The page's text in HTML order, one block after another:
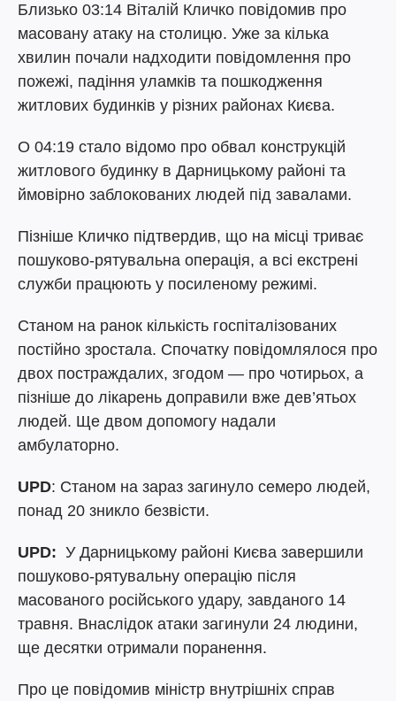
Близько 03:14 Віталій Кличко повідомив про
масовану атаку на столицю. Уже за кілька
хвилин почали надходити повідомлення про
пожежі, падіння уламків та пошкодження
житлових будинків у різних районах Києва.
О 04:19 стало відомо про обвал конструкцій
житлового будинку в Дарницькому районі та
ймовірно заблокованих людей під завалами.
Пізніше Кличко підтвердив, що на місці триває
пошуково-рятувальна операція, а всі екстрені
служби працюють у посиленому режимі.
Станом на ранок кількість госпіталізованих
постійно зростала. Спочатку повідомлялося про
двох постраждалих, згодом — про чотирьох, а
пізніше до лікарень доправили вже дев’ятьох
людей. Ще двом допомогу надали
амбулаторно.
UPD: Станом на зараз загинуло семеро людей,
понад 20 зникло безвісти.
UPD: У Дарницькому районі Києва завершили
пошуково-рятувальну операцію після
масованого російського удару, завданого 14
травня. Внаслідок атаки загинули 24 людини,
ще десятки отримали поранення.
Про це повідомив міністр внутрішніх справ